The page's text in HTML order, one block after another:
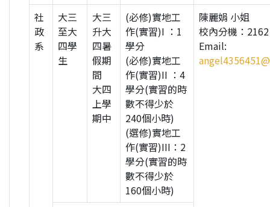
社
政
系
大三
至大
四學
生
大三
升大
四暑
假期
間
大四
上學
期中
(必修)實地工
作(實習)I ：1
學分
(必修)實地工
作(實習)II ：4
學分(實習的時
數不得少於
240個小時)
(選修)實地工
作(實習)III：2
學分(實習的時
數不得少於
160個小時)
陳麗娟 小姐
校內分機：2162
Email: